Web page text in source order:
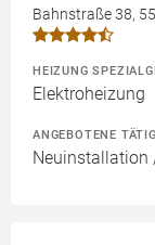
Bahnstraße 38,
HEIZUNG
Elektroheizung
ANGEBOTENE
Neuinstallation